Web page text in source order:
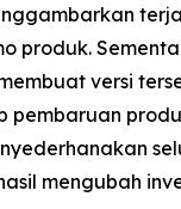
produk.
versi
pembaruan
mengubah